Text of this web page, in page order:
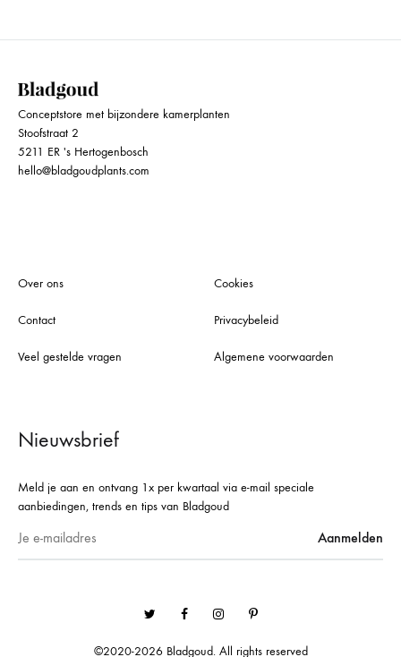
Conceptstore met bijzondere kamerplanten
Stoofstraat 2
5211 ER 's Hertogenbosch
hello@bladgoudplants.com
Over ons
Contact
Veel gestelde vragen
Cookies
Privacybeleid
Algemene voorwaarden
Nieuwsbrief
Meld je aan en ontvang 1x per kwartaal via e-mail speciale
aanbiedingen, trends en tips van Bladgoud
©2020-2026 Bladgoud. All rights reserved
TwitterFacebookInstagramPinterest